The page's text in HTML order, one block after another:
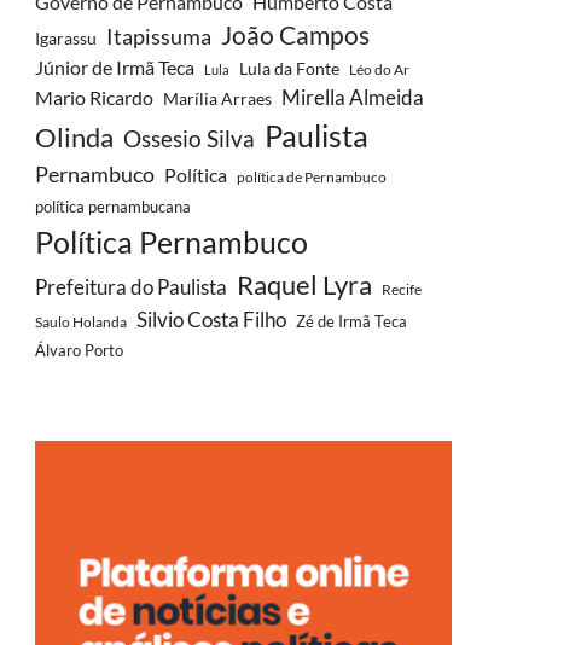
Igarassu Itapissuma João Campos
Júnior de Irmã Teca Lula Lula da Fonte Léo do Ar
Mario Ricardo Marília Arraes Mirella Almeida
Olinda Ossesio Silva Paulista
Pernambuco Política política de Pernambuco
política pernambucana
Política Pernambuco
Prefeitura do Paulista Raquel Lyra
Recife
Saulo Holanda Silvio Costa Filho Zé de Irmã Teca
Álvaro Porto